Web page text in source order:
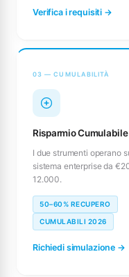
Verifica i requisiti →
03 — CUMULABILITÀ
Risparmio Cumulabile
I due strumenti operano
sistema enterprise da
12.000.
50–60% RECUPERO
CUMULABILI 2026
Richiedi simulazione →